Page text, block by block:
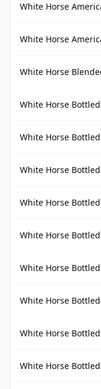
White Horse
White Horse
White Horse
White Horse
White Horse Bottled
White Horse
White Horse
White Horse
White Horse
White Horse
White Horse
White Horse